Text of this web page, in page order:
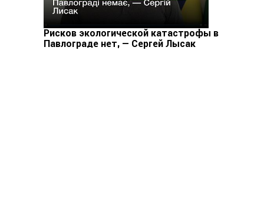
Рисков экологической катастрофы в
Павлограде нет, — Сергей Лысак